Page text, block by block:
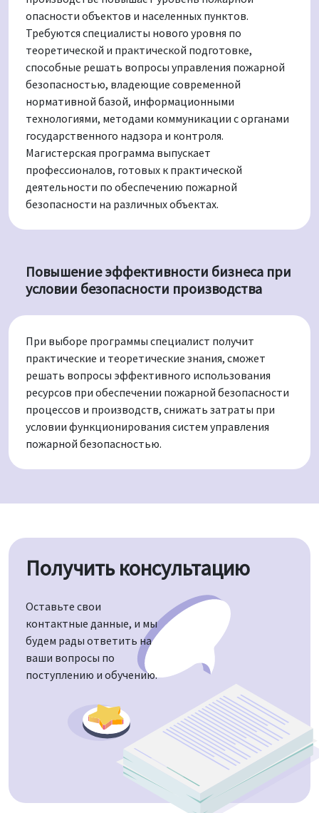
опасности объектов и населенных пунктов.
Требуются специалисты нового уровня по
теоретической и практической подготовке,
способные решать вопросы управления пожарной
безопасностью, владеющие современной
нормативной базой, информационными
технологиями, методами коммуникации с органами
государственного надзора и контроля.
Магистерская программа выпускает
профессионалов, готовых к практической
деятельности по обеспечению пожарной
безопасности на различных объектах.
Повышение эффективности бизнеса при
условии безопасности производства
При выборе программы специалист получит
практические и теоретические знания, сможет
решать вопросы эффективного использования
ресурсов при обеспечении пожарной безопасности
процессов и производств, снижать затраты при
условии функционирования систем управления
пожарной безопасностью.
Получить консультацию
Оставьте свои
контактные данные, и мы
будем рады ответить на
ваши вопросы по
поступлению и обучению.